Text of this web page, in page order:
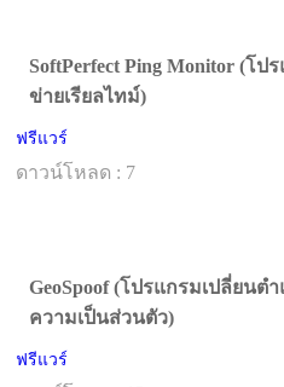
SoftPerfect Ping Monitor (โป
ข่ายเรียลไทม์)
ฟรีแวร์
ดาวน์โหลด : 7
GeoSpoof (โปรแกรมเปลี่ยน
ความเป็นส่วนตัว)
ฟรีแวร์